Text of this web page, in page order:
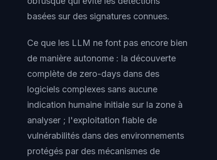
basées sur des signatures connues.
Ce que les LLM ne font pas encore bien
de manière autonome : la découverte
complète de zero-days dans des
logiciels complexes sans aucune
indication humaine initiale sur la zone à
analyser ; l'exploitation fiable de
vulnérabilités dans des environnements
protégés par des mécanismes de